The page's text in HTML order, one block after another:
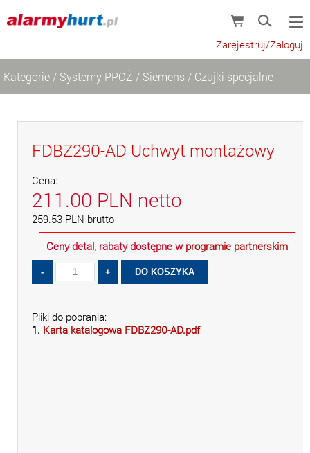
Zarejestruj/Zaloguj
Kategorie / Systemy PPOŻ / Siemens / Czujki specjalne
FDBZ290-AD Uchwyt montażowy
Cena:
211.00 PLN netto
259.53 PLN brutto
Ceny detal, rabaty dostępne w programie partnerskim
Pliki do pobrania:
1. Karta katalogowa FDBZ290-AD.pdf